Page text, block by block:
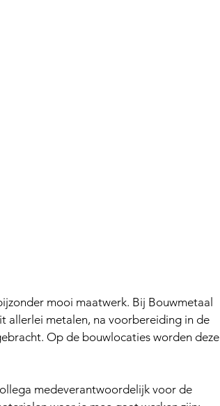
mooi maatwerk. Bij Bouwmetaal
allerlei metalen, na voorbereiding in de
Op de bouwlocaties worden deze
medeverantwoordelijk voor de